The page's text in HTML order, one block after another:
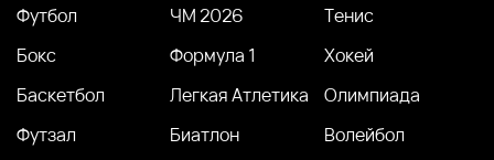
Футбол ЧМ 2026
Тенис
Бокс
Формула 1
Хокей
Баскетбол
Легкая Атлетика
Олимпиада
Футзал
Биатлон
Волейбол